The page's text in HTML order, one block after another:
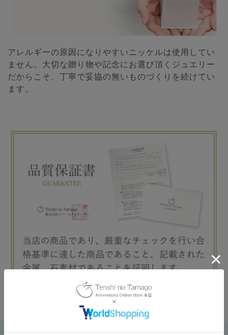
アレルギーの原因になりやすいニッケルは使用してい
ません。大切な贈り物や記念にお選び頂くジュエリー
だからこそ、丁寧で妥協の無いものづくりを続けてい
ます。